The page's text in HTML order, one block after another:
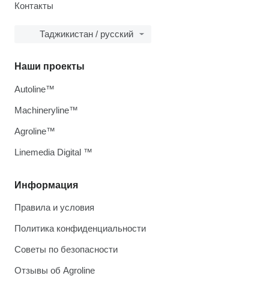
Контакты
Таджикистан / русский
Информация
Правила и условия
Политика конфиденциальности
Советы по безопасности
Отзывы об Agroline
Наши проекты
Autoline™
Machineryline™
Agroline™
Linemedia Digital ™